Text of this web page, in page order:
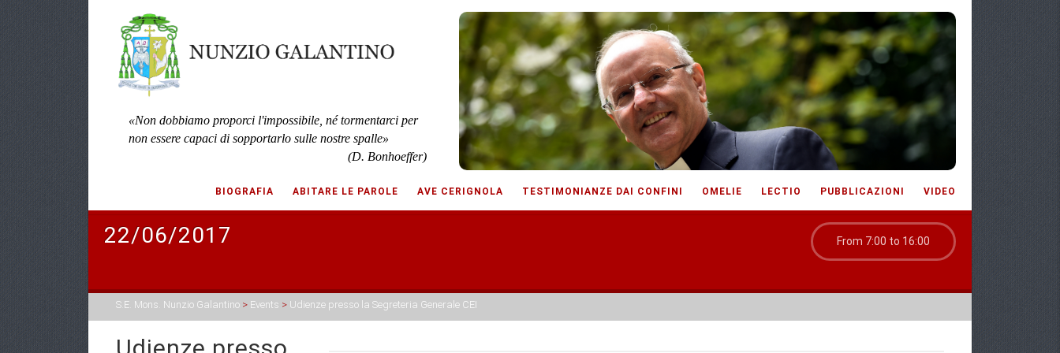
«Non dobbiamo proporci l'impossibile, né tormentarci per
non essere capaci di sopportarlo sulle nostre spalle»
(D. Bonhoeffer)
BIOGRAFIA ABITARE LE PAROLE AVE CERIGNOLA TESTIMONIANZE DAI CONFINI OMELIE LECTIO PUBBLICAZIONI VIDEO
22/06/2017 From 7:00 to 16:00
S.E. Mons. Nunzio Galantino > Events > Udienze presso la Segreteria Generale CEI